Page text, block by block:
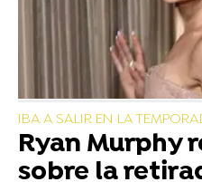
IBA A SALIR EN LA
Ryan Murphy
sobre la